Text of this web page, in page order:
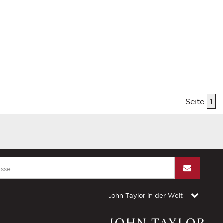
Seite 1
John Taylor in der Welt